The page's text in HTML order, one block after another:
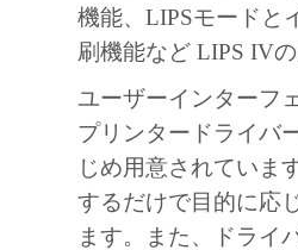
機能、LIPSモードと
刷機能など LIPS IV
ユーザーインターフ
プリンタードライバ
じめ用意されていま
するだけで目的に応
ます。また、ドライ